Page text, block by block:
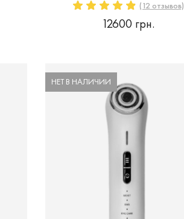
(12 отзывов)
12600 грн.
НЕТ В НАЛИЧИИ